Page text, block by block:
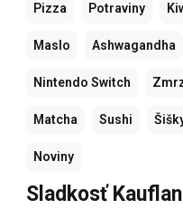
Pizza Potraviny
Maslo Ashwagandha
Nintendo Switch
Matcha Sushi
Noviny
Sladkosť